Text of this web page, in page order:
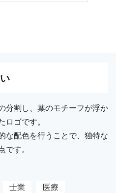
分割し、葉のモチーフが浮か
ゴです。
な配色を行うことで、独特な
す。
士業
医療